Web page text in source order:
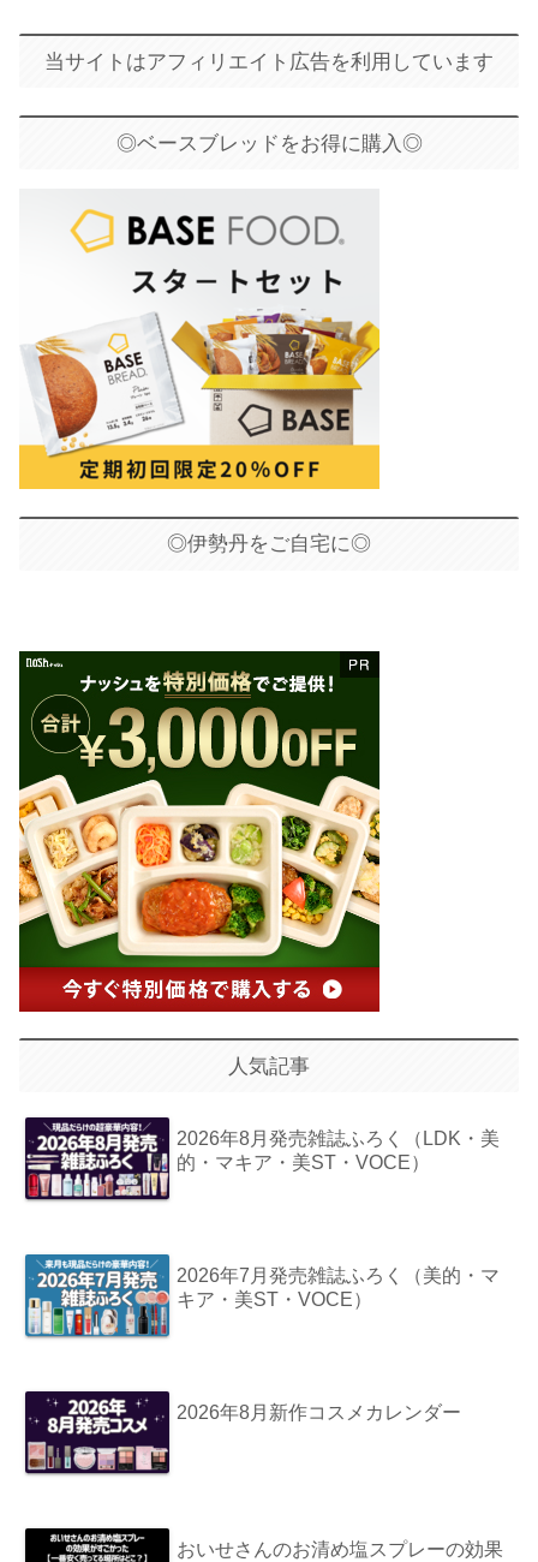
当サイトはアフィリエイト広告を利用しています
◎ベースブレッドをお得に購入◎
◎伊勢丹をご自宅に◎
人気記事
2026年8月発売雑誌ふろく（LDK・美
的・マキア・美ST・VOCE）
2026年7月発売雑誌ふろく（美的・マ
キア・美ST・VOCE）
2026年8月新作コスメカレンダー
おいせさんのお清め塩スプレーの効果